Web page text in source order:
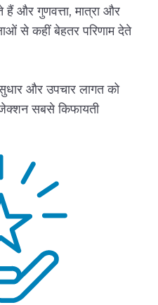
हैं और गुणवत्ता, मात्रा और
से कहीं बेहतर परिणाम देते
और उपचार लागत को
सबसे किफायती